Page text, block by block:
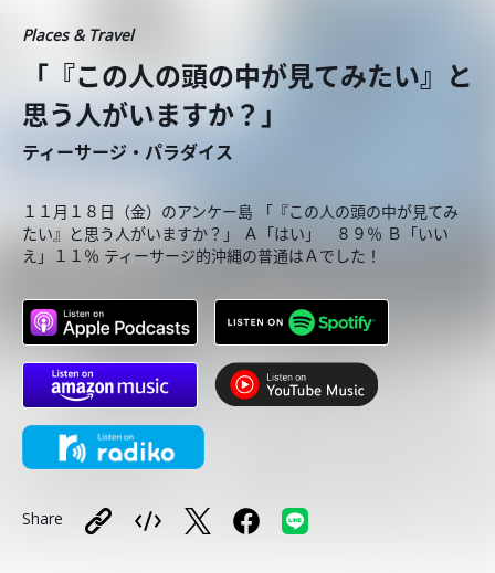
Places & Travel
「『この人の頭の中が見てみたい』と
思う人がいますか？」
ティーサージ・パラダイス
１１月１８日（金）のアンケー島 「『この人の頭の中が見てみ
たい』と思う人がいますか？」 Ａ「はい」 ８９％ Ｂ「いい
え」１１％ ティーサージ的沖縄の普通はＡでした！
Share